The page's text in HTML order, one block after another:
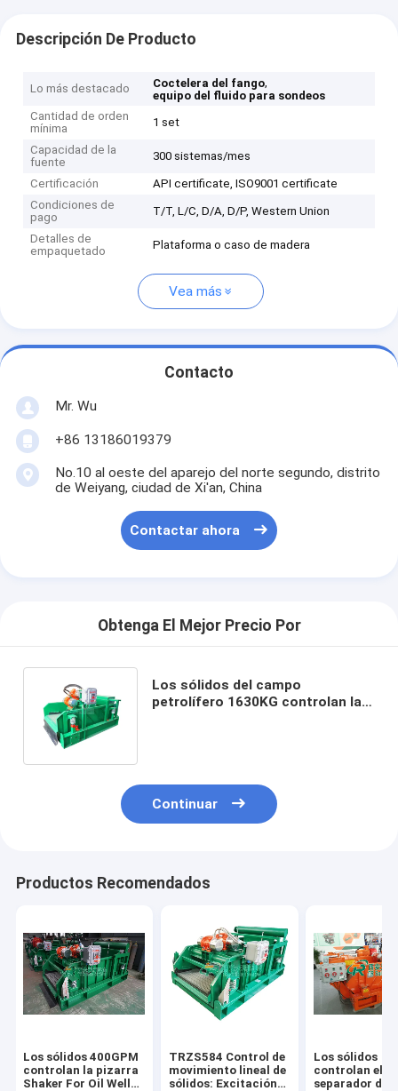
Descripción De Producto
Lo más destacado Coctelera del fango,
equipo del fluido para sondeos
Cantidad de orden
mínima
1 set
Capacidad de la
fuente
300 sistemas/mes
Certificación
API certificate, ISO9001 certificate
Condiciones de
pago
T/T, L/C, D/A, D/P, Western Union
Detalles de
empaquetado
Plataforma o caso de madera
Vea más
Contacto
Mr. Wu
+86 13186019379
No.10 al oeste del aparejo del norte segundo, distrito
de Weiyang, ciudad de Xi'an, China
Contactar ahora
Obtenga El Mejor Precio Por
Los sólidos del campo
petrolífero 1630KG controlan la
Continuar
Productos Recomendados
Los sólidos 400GPM
controlan la pizarra
Shaker For Oil Well
TRZS584 Control de
movimiento lineal de
sólidos: Excitación
Los sólidos
controlan el
separador de